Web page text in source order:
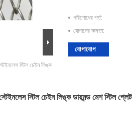
স্টিল চেইন লিঙ্ক
পরিশোধের শর্ত:
যোগানের ক্ষমতা:
যোগাযোগ
স্টিল চেইন লিঙ্ক ডায়মন্ড মেশ স্টিল প্লেট